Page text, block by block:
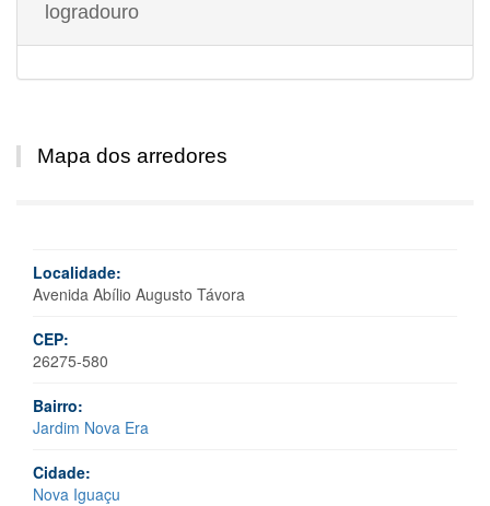
logradouro
Mapa dos arredores
Localidade:
Avenida Abílio Augusto Távora
CEP:
26275-580
Bairro:
Jardim Nova Era
Cidade:
Nova Iguaçu